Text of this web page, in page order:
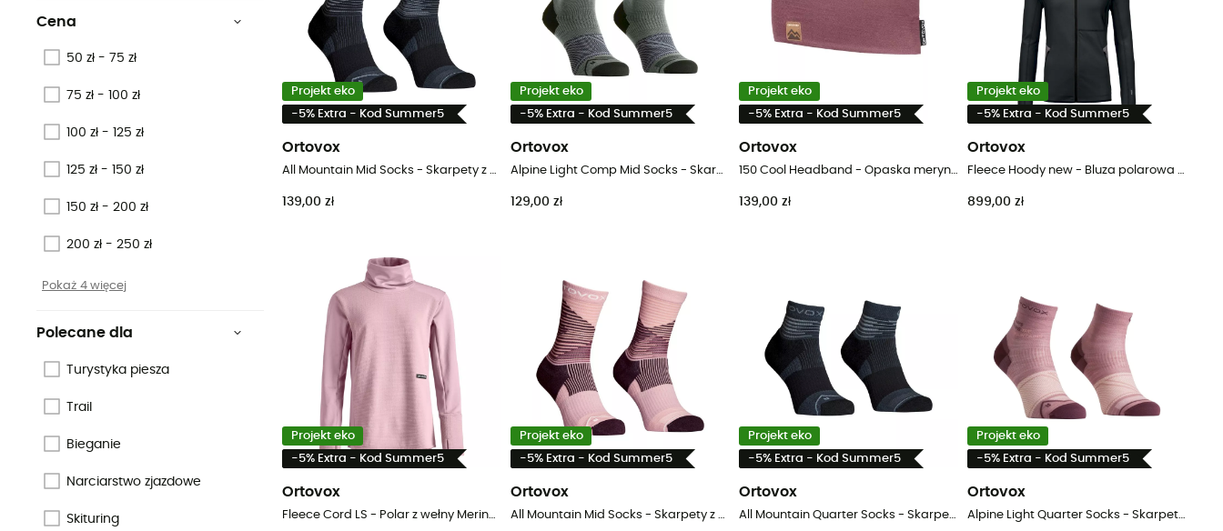
Cena
50 zł - 75 zł
75 zł - 100 zł
100 zł - 125 zł
125 zł - 150 zł
150 zł - 200 zł
200 zł - 250 zł
Pokaż 4 więcej
Polecane dla
Turystyka piesza
Trail
Bieganie
Narciarstwo zjazdowe
Skituring
Projekt eko
-5% Extra - Kod Summer5
Ortovox
All Mountain Mid Socks - Skarpety z wełny Merino® męskie
139,00 zł
Projekt eko
-5% Extra - Kod Summer5
Ortovox
Alpine Light Comp Mid Socks - Skarpety z wełny Merino® męskie
129,00 zł
Projekt eko
-5% Extra - Kod Summer5
Ortovox
150 Cool Headband - Opaska merynos
139,00 zł
Projekt eko
-5% Extra - Kod Summer5
Ortovox
Fleece Hoody new - Bluza polarowa damska
899,00 zł
Projekt eko
-5% Extra - Kod Summer5
Ortovox
Fleece Cord LS - Polar z wełny Merino® damski
Projekt eko
-5% Extra - Kod Summer5
Ortovox
All Mountain Mid Socks - Skarpety z wełny Merino® męskie
Projekt eko
-5% Extra - Kod Summer5
Ortovox
All Mountain Quarter Socks - Skarpety z wełny Merino® męskie
Projekt eko
-5% Extra - Kod Summer5
Ortovox
Alpine Light Quarter Socks - Skarpety z wełny Merino® męskie